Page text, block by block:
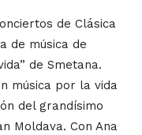
de Clásica
de música de
de Smetana.
música por la vida
del grandísimo
Moldava. Con Ana